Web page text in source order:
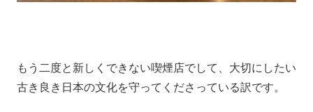
もう二度と新しくできない喫煙店でして、大切にしたい
古き良き日本の文化を守ってくださっている訳です。